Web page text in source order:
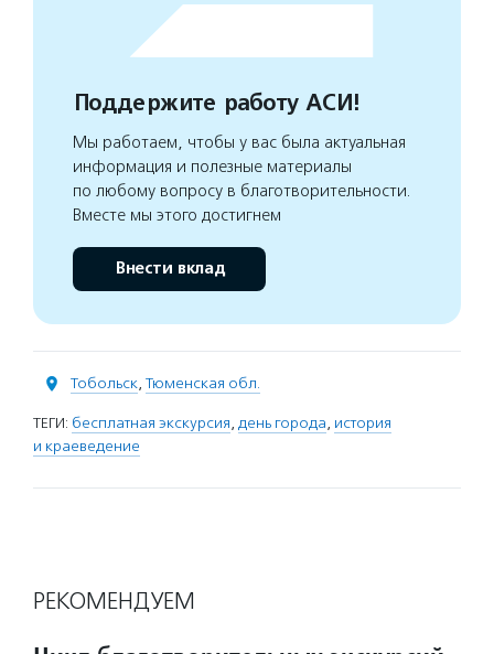
Поддержите работу АСИ!
Мы работаем, чтобы у вас была актуальная
информация и полезные материалы
по любому вопросу в благотворительности.
Вместе мы этого достигнем
Внести вклад
Тобольск, Тюменская обл.
ТЕГИ: бесплатная экскурсия, день города, история
и краеведение
РЕКОМЕНДУЕМ